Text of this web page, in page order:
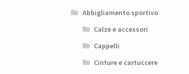
Abbigliamento sportivo
Calze e accessori
Cappelli
Cinture e cartuccere